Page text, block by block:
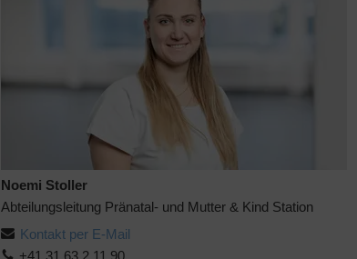
Noemi Stoller
Abteilungsleitung Pränatal- und Mutter & Kind Station
Kontakt per E-Mail